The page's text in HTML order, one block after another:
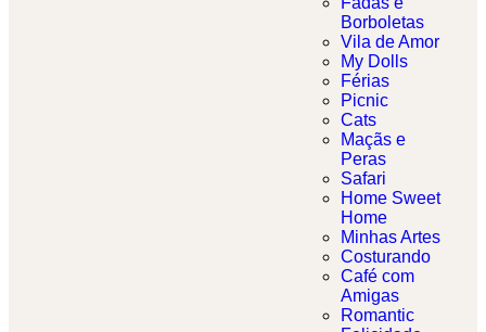
Borboletas​
Vila de Amor
My Dolls
Férias
Picnic
Cats
Maçãs e
Peras
Safari
Home Sweet
Home
Minhas Artes
Costurando
Café com
Amigas
Romantic